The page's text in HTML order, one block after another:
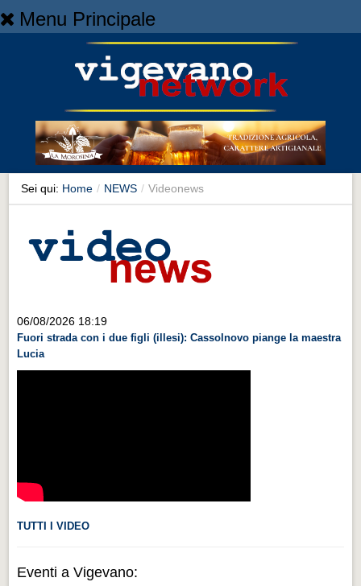
Menu Principale
NEWS
Cronaca
Cronaca
Artes et Artificia
Territorio
Territorio
CHI SIAMO
CITTÀ
Sei qui: Home / NEWS / Videonews
06/08/2026 18:19
Fuori strada con i due figli (illesi): Cassolnovo piange la maestra
Lucia
TUTTI I VIDEO
Eventi a Vigevano: